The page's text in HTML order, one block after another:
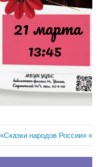
Следующая
«Сказки народов России»